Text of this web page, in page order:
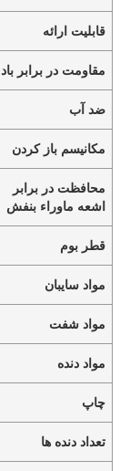
قابلیت ارائه
مقاومت در برابر باد
ضد آب
مکانیسم باز کردن
محافظت در برابر
اشعه ماوراء بنفش
قطر بوم
مواد سایبان
مواد شفت
مواد دنده
چاپ
تعداد دنده ها